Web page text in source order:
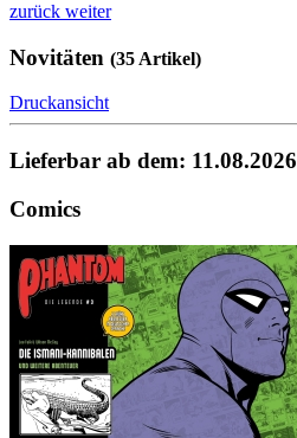
zurück weiter
Novitäten (35 Artikel)
Druckansicht
Lieferbar ab dem: 11.08.2026
Comics